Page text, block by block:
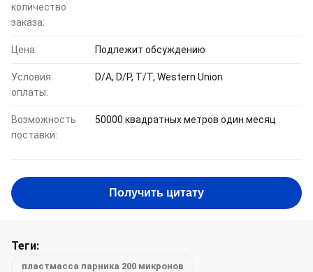
количество
заказа:
Цена: Подлежит обсуждению
Условия
оплаты:
D/A, D/P, T/T, Western Union
Возможность
поставки:
50000 квадратных метров один месяц
Получить цитату
Теги:
пластмасса парника 200 микронов